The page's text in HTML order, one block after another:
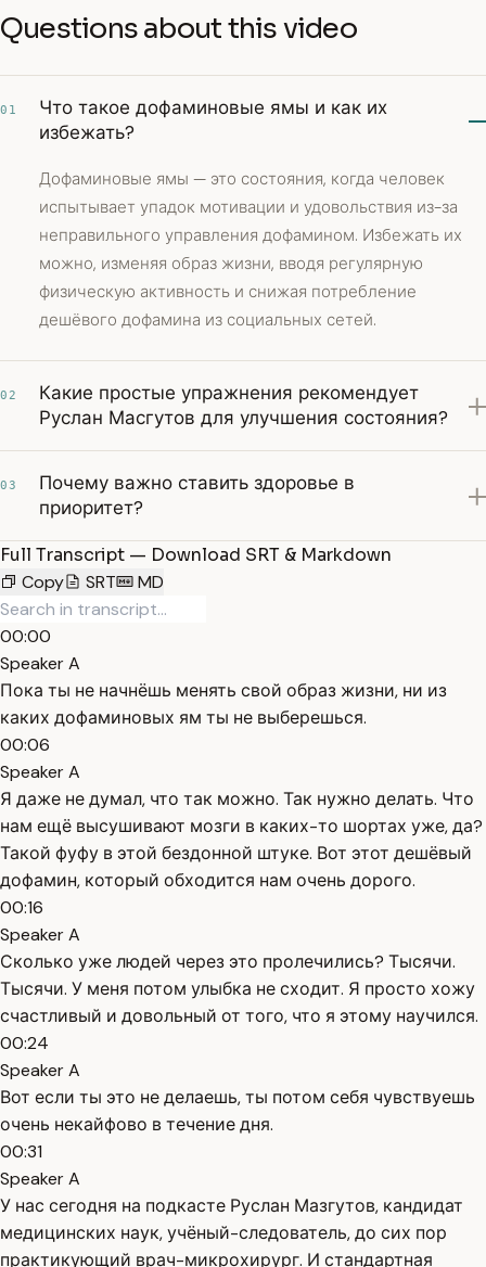
Questions about this video
01
Что такое дофаминовые ямы и как их
избежать?
Дофаминовые ямы — это состояния, когда человек
испытывает упадок мотивации и удовольствия из-за
неправильного управления дофамином. Избежать их
можно, изменяя образ жизни, вводя регулярную
физическую активность и снижая потребление
дешёвого дофамина из социальных сетей.
02
Какие простые упражнения рекомендует
Руслан Масгутов для улучшения состояния?
03
Почему важно ставить здоровье в
приоритет?
Full Transcript — Download SRT & Markdown
Copy
SRT MD
00:00
Speaker A
Пока ты не начнёшь менять свой образ жизни, ни из
каких дофаминовых ям ты не выберешься.
00:06
Speaker A
Я даже не думал, что так можно. Так нужно делать. Что
нам ещё высушивают мозги в каких-то шортах уже, да?
Такой фуфу в этой бездонной штуке. Вот этот дешёвый
дофамин, который обходится нам очень дорого.
00:16
Speaker A
Сколько уже людей через это пролечились? Тысячи.
Тысячи. У меня потом улыбка не сходит. Я просто хожу
счастливый и довольный от того, что я этому научился.
00:24
Speaker A
Вот если ты это не делаешь, ты потом себя чувствуешь
очень некайфово в течение дня.
00:31
Speaker A
У нас сегодня на подкасте Руслан Мазгутов, кандидат
медицинских наук, учёный-следователь, до сих пор
практикующий врач-микрохирург. И стандартная